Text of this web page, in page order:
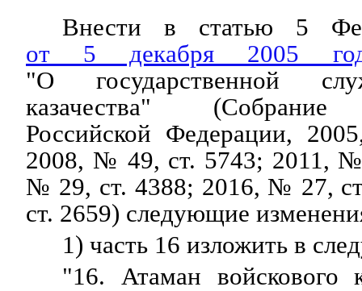
Внести в статью 5
от 5 декабря 2005
"О государственной
казачества" (Собрание
Российской Федерации,
2008, № 49, ст. 5743; 2011,
№ 29, ст. 4388; 2016, № 27,
ст. 2659) следующие
1) часть 16 изложить в
"16. Атаман войскового